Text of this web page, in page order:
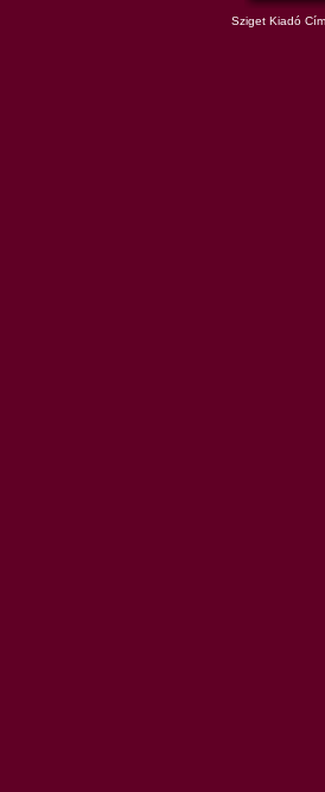
Sziget Kiadó